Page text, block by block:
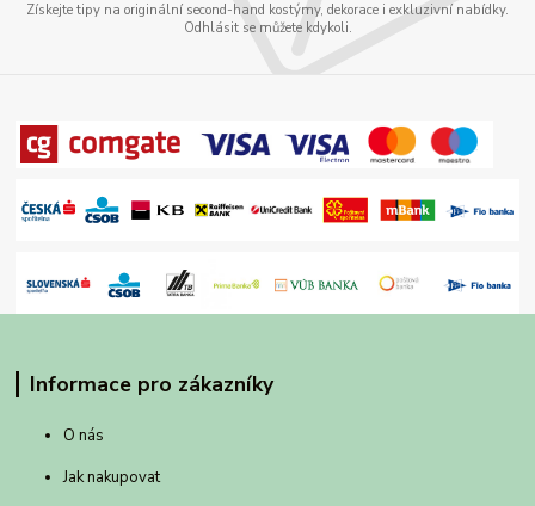
Získejte tipy na originální second-hand kostýmy, dekorace i exkluzivní nabídky.
Odhlásit se můžete kdykoli.
Informace pro zákazníky
O nás
Jak nakupovat